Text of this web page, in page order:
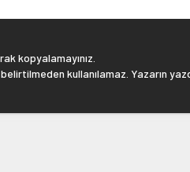
kopyalamayınız.
kullanılamaz. Yazarın